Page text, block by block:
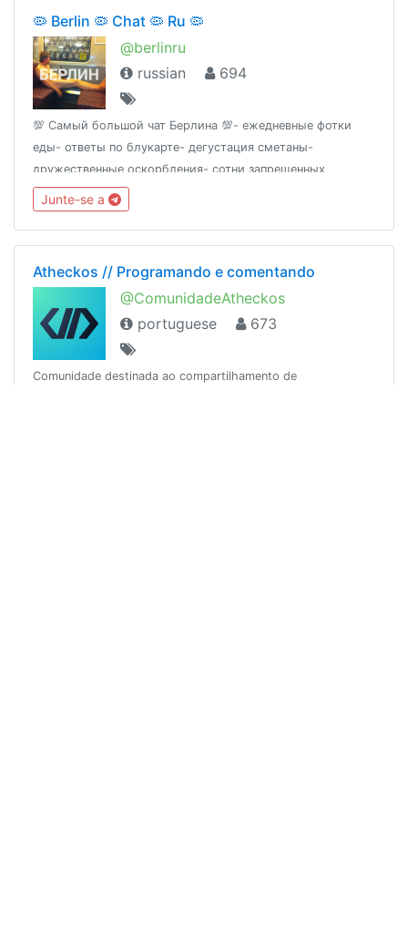
🦠 Berlin 🦠 Chat 🦠 Ru 🦠
@berlinru
russian
694
💯 Самый большой чат Берлина 💯- ежедневные фотки
еды- ответы по блукарте- дегустация сметаны-
дружественные оскорбления- сотни запрещенных
стикеров- равноправие- #берлингобухать- зубы Катси
(оставшиеся)https://github.com/ru-de/faq
Junte-se a
Atheckos // Programando e comentando
@ComunidadeAtheckos
portuguese
673
Comunidade destinada ao compartilhamento de